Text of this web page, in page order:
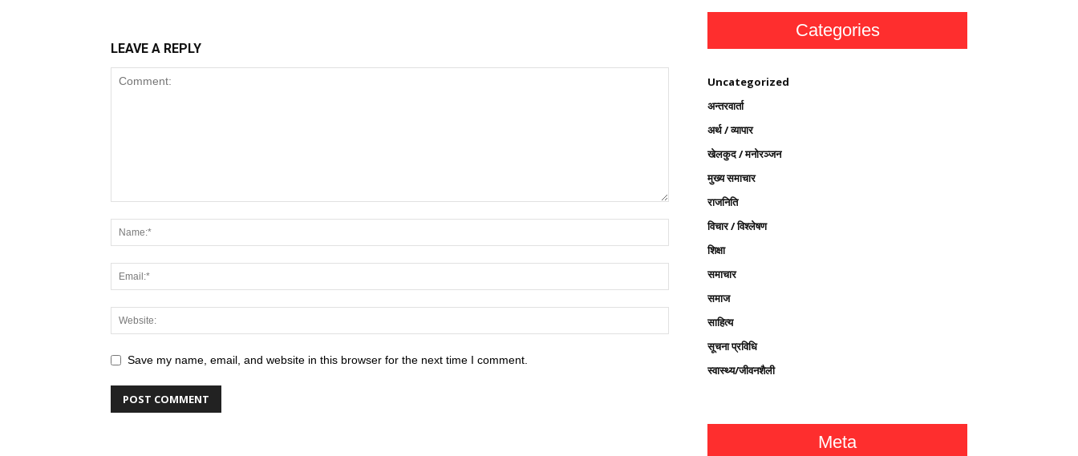
LEAVE A REPLY
Save my name, email, and website in this browser for the next time I comment.
Categories
Uncategorized
अन्तरवार्ता
अर्थ / व्यापार
खेलकुद / मनोरञ्जन
मुख्य समाचार
राजनिति
विचार / विश्लेषण
शिक्षा
समाचार
समाज
साहित्य
सूचना प्रविधि
स्वास्थ्य/जीवनशैली
Meta